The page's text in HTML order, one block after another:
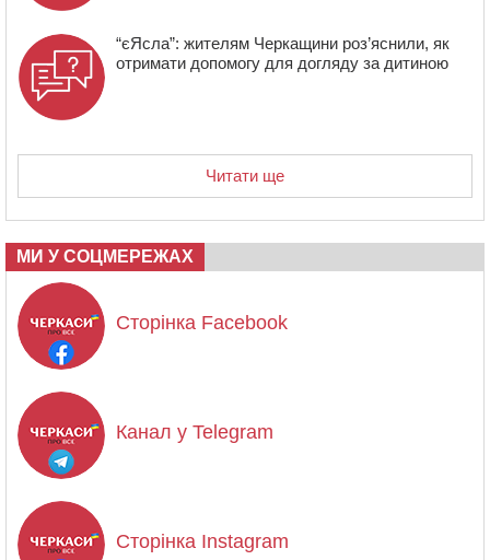
“єЯсла”: жителям Черкащини роз’яснили, як
отримати допомогу для догляду за дитиною
Читати ще
МИ У СОЦМЕРЕЖАХ
Сторінка Facebook
Канал у Telegram
Сторінка Instagram